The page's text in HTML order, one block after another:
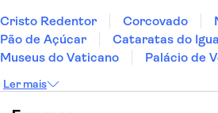
Cristo Redentor Corcovado
Pão de Açúcar
Cataratas do
Museus do Vaticano
Palácio de
Museu do Louvre
Sagrada
Ler mais